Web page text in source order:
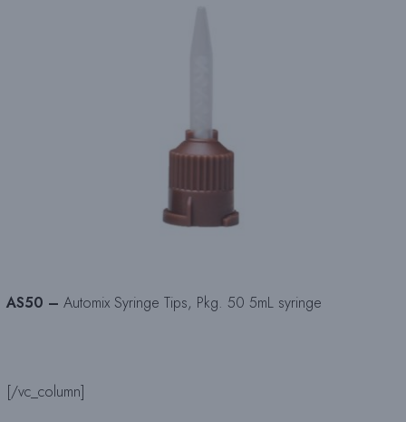
AS50 – Automix Syringe Tips, Pkg. 50 5mL syringe
[/vc_column]